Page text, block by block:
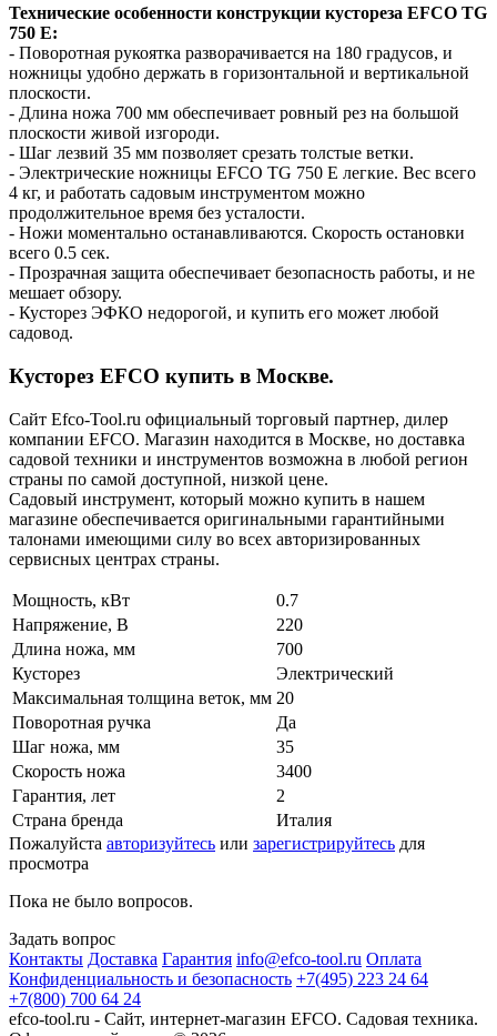
Технические особенности конструкции кустореза EFCO TG
750 E:
- Поворотная рукоятка разворачивается на 180 градусов, и
ножницы удобно держать в горизонтальной и вертикальной
плоскости.
- Длина ножа 700 мм обеспечивает ровный рез на большой
плоскости живой изгороди.
- Шаг лезвий 35 мм позволяет срезать толстые ветки.
- Электрические ножницы EFCO TG 750 E легкие. Вес всего
4 кг, и работать садовым инструментом можно
продолжительное время без усталости.
- Ножи моментально останавливаются. Скорость остановки
всего 0.5 сек.
- Прозрачная защита обеспечивает безопасность работы, и не
мешает обзору.
- Кусторез ЭФКО недорогой, и купить его может любой
садовод.
Кусторез EFCO купить в Москве.
Сайт Efco-Tool.ru официальный торговый партнер, дилер
компании EFCO. Магазин находится в Москве, но доставка
садовой техники и инструментов возможна в любой регион
страны по самой доступной, низкой цене.
Садовый инструмент, который можно купить в нашем
магазине обеспечивается оригинальными гарантийными
талонами имеющими силу во всех авторизированных
сервисных центрах страны.
Мощность, кВт
0.7
Напряжение, В
220
Длина ножа, мм
700
Кусторез
Электрический
Максимальная толщина веток, мм 20
Поворотная ручка
Да
Шаг ножа, мм
35
Скорость ножа
3400
Гарантия, лет
2
Страна бренда
Италия
Пожалуйста авторизуйтесь или зарегистрируйтесь для
просмотра
Пока не было вопросов.
Задать вопрос
Контакты Доставка Гарантия info@efco-tool.ru Оплата
Конфиденциальность и безопасность +7(495) 223 24 64
+7(800) 700 64 24
efco-tool.ru - Сайт, интернет-магазин EFCO. Садовая техника.